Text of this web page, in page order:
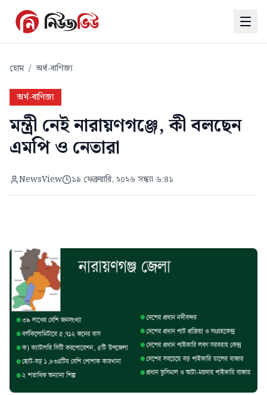
হোম / অর্থ-বাণিজ্য
অর্থ-বাণিজ্য
মন্ত্রী নেই নারায়ণগঞ্জে, কী বলছেন
এমপি ও নেতারা
NewsView ১৯ ফেব্রুয়ারি, ২০২৬ সন্ধ্যা ৬:৪১